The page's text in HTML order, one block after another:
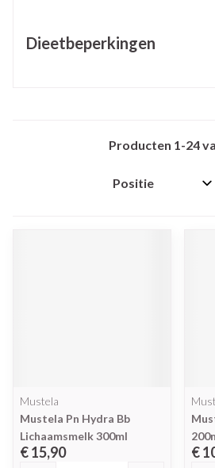
Dieetbeperkingen
Producten 1-24
Sorteer op:
Mustela
Mustela Pn Hydra Bb
Lichaamsmelk 300ml
€ 15,90 €